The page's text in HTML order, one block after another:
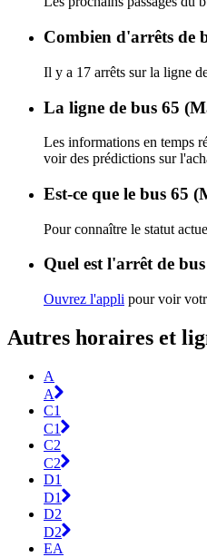
Combien d'arrêts de
Il y a 17 arrêts sur la ligne
La ligne de bus 65
Les informations en temps
voir des prédictions sur
Est-ce que le bus 65
Pour connaître le statut
Quel est l'arrêt de
Ouvrez l'appli pour voir
Autres horaires et
A
A
C1
C1
C2
C2
D1
D1
D2
D2
EA